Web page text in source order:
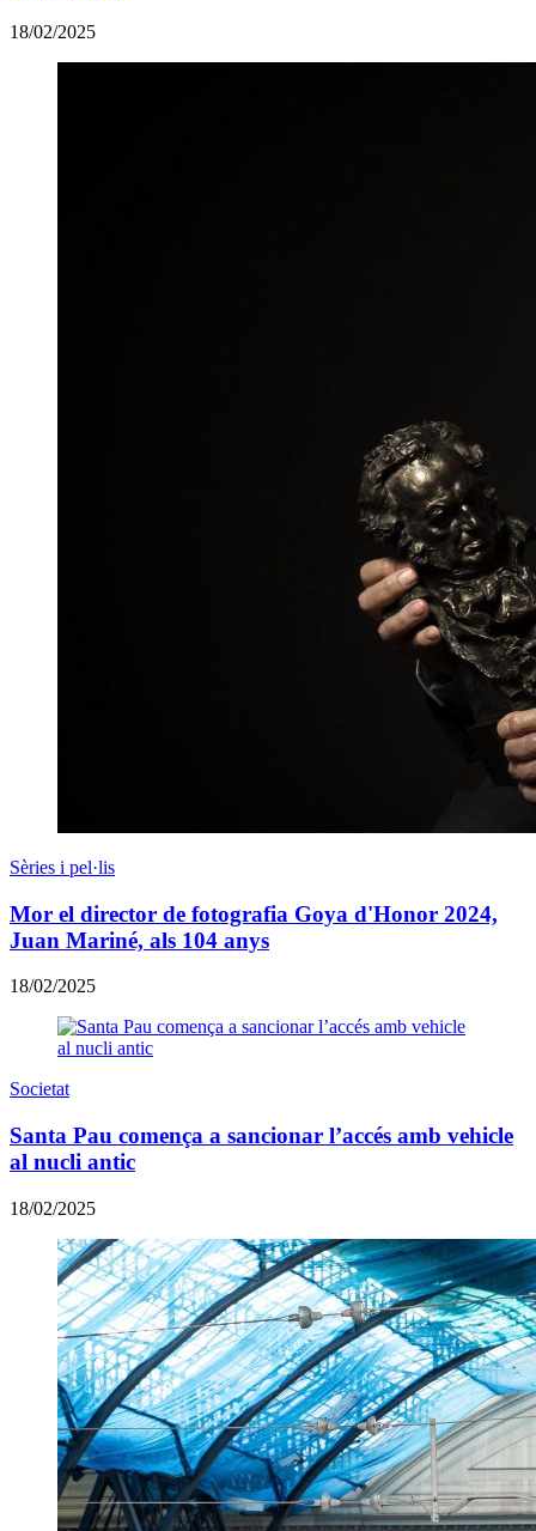
18/02/2025
Sèries i pel·lis
Mor el director de fotografia Goya d'Honor 2024,
Juan Mariné, als 104 anys
18/02/2025
Societat
Santa Pau comença a sancionar l’accés amb vehicle
al nucli antic
18/02/2025